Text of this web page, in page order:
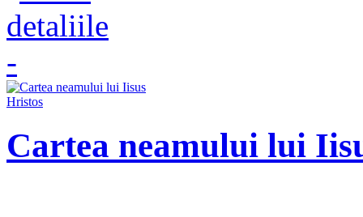
Cartea neamului lui